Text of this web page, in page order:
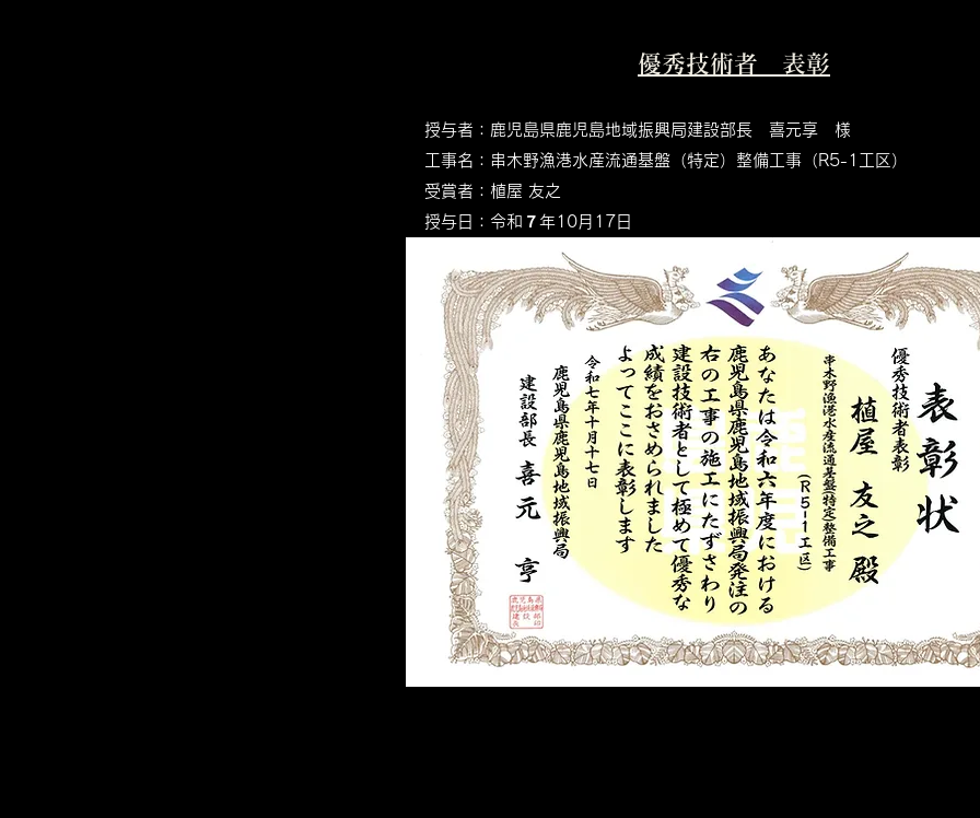
優秀技術者 表彰
授与者：鹿児島県鹿児島地域振興局建設部長 喜元享 様
​工事名：串木野漁港水産流通基盤（特定）整備工事（R5-1工区）
受賞者：植屋 友之
授与日：令和７年10月17日